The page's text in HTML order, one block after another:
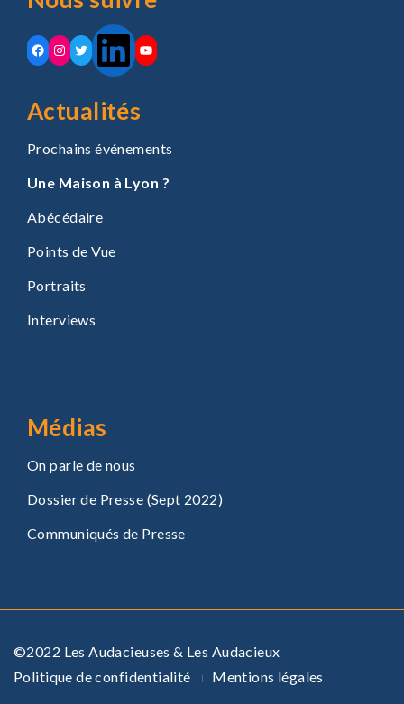
Actualités
Prochains événements
Une Maison à Lyon ?
Abécédaire
Points de Vue
Portraits
Interviews
Médias
On parle de nous
Dossier de Presse (Sept 2022)
Communiqués de Presse
©2022 Les Audacieuses & Les Audacieux
Politique de confidentialité
Mentions légales